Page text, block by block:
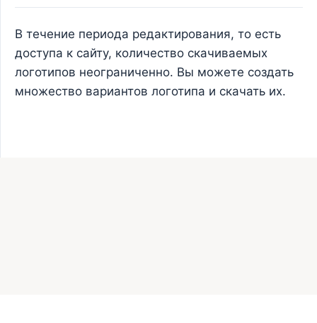
В течение периода редактирования, то есть
доступа к сайту, количество скачиваемых
логотипов неограниченно. Вы можете создать
множество вариантов логотипа и скачать их.